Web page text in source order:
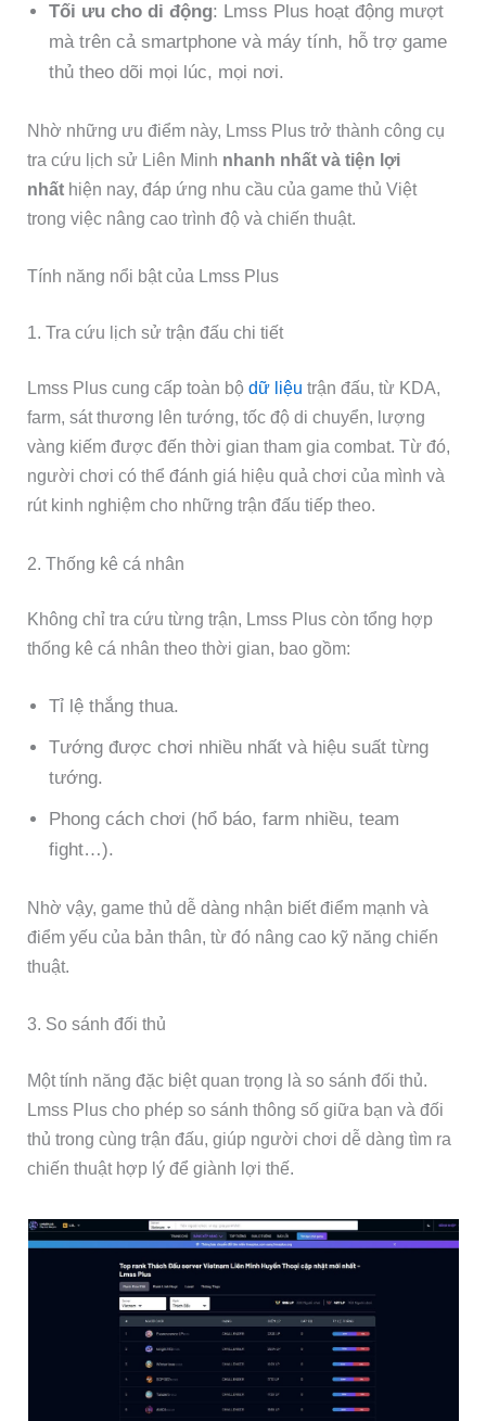
Tối ưu cho di động: Lmss Plus hoạt động mượt
mà trên cả smartphone và máy tính, hỗ trợ game
thủ theo dõi mọi lúc, mọi nơi.
Nhờ những ưu điểm này, Lmss Plus trở thành công cụ
tra cứu lịch sử Liên Minh nhanh nhất và tiện lợi
nhất hiện nay, đáp ứng nhu cầu của game thủ Việt
trong việc nâng cao trình độ và chiến thuật.
Tính năng nổi bật của Lmss Plus
1. Tra cứu lịch sử trận đấu chi tiết
Lmss Plus cung cấp toàn bộdữ liệu trận đấu, từ KDA,
farm, sát thương lên tướng, tốc độ di chuyển, lượng
vàng kiếm được đến thời gian tham gia combat. Từ đó,
người chơi có thể đánh giá hiệu quả chơi của mình và
rút kinh nghiệm cho những trận đấu tiếp theo.
2. Thống kê cá nhân
Không chỉ tra cứu từng trận, Lmss Plus còn tổng hợp
thống kê cá nhân theo thời gian, bao gồm:
Tỉ lệ thắng thua.
Tướng được chơi nhiều nhất và hiệu suất từng
tướng.
Phong cách chơi (hổ báo, farm nhiều, team
fight…).
Nhờ vậy, game thủ dễ dàng nhận biết điểm mạnh và
điểm yếu của bản thân, từ đó nâng cao kỹ năng chiến
thuật.
3. So sánh đối thủ
Một tính năng đặc biệt quan trọng là so sánh đối thủ.
Lmss Plus cho phép so sánh thông số giữa bạn và đối
thủ trong cùng trận đấu, giúp người chơi dễ dàng tìm ra
chiến thuật hợp lý để giành lợi thế.